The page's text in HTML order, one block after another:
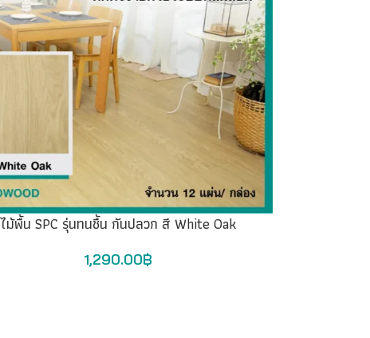
ไม้พื้น SPC รุ่นทนชื้น กันปลวก สี White Oak
1,290.00฿